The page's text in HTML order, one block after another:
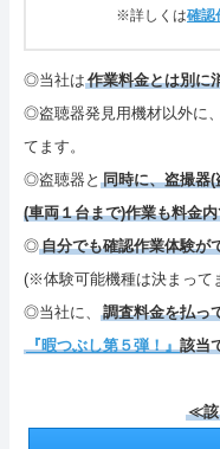
ご連絡(電話,メール,ブ
カテゴリーメニュー
サイトマップ
※詳しくは確認
◎当社は 作業料金とは別に
◎盗聴器発見用機材以外に、
てます。
◎盗聴器と 同時に、盗撮器
(車両１台まで)作業も料金
◎自分でも確認作業体験が
(※体験可能機種は決まって
◎当社に、
調査料金を払っ
『暇つぶし第５弾！』 該当
≪該